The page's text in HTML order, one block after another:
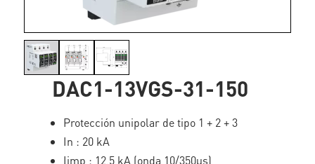
DAC1-13VGS-31-150
Protección unipolar de tipo 1 + 2 + 3
In : 20 kA
Iimp : 12,5 kA (onda 10/350µs)